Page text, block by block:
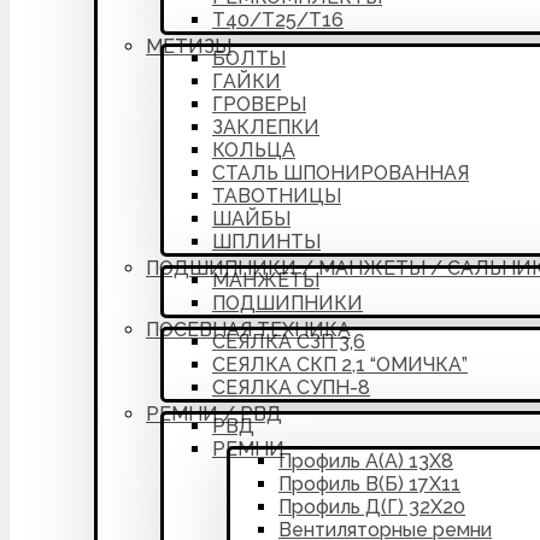
Т40/Т25/Т16
МЕТИЗЫ
БОЛТЫ
ГАЙКИ
ГРОВЕРЫ
ЗАКЛЕПКИ
КОЛЬЦА
СТАЛЬ ШПОНИРОВАННАЯ
ТАВОТНИЦЫ
ШАЙБЫ
ШПЛИНТЫ
ПОДШИПНИКИ / МАНЖЕТЫ /
МАНЖЕТЫ
ПОДШИПНИКИ
ПОСЕВНАЯ ТЕХНИКА
СЕЯЛКА СЗП 3,6
СЕЯЛКА СКП 2,1 “ОМИЧКА”
СЕЯЛКА СУПН-8
РЕМНИ / РВД
РВД
РЕМНИ
Профиль А(А) 13Х8
Профиль В(Б) 17Х11
Профиль Д(Г) 32Х20
Вентиляторные ремни